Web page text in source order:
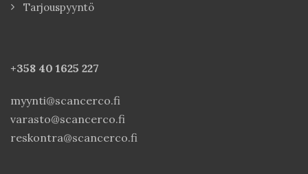
Tarjouspyyntö
+358 40 1625 227
myynti@scancerco.fi
varasto@scancerco.fi
reskontra@scancerco.fi